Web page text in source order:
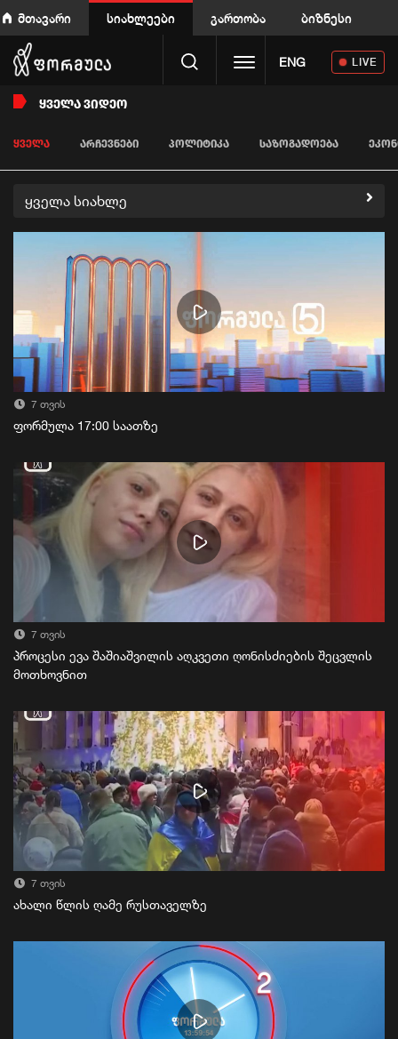
მთავარი სიახლეები გართობა ბიზნესი
Toggle navigation
ENG LIVE
ᲧᲕᲔᲚᲐ ᲕᲘᲓᲔᲝ
ᲧᲕᲔᲚᲐ ᲐᲠᲩᲔᲕᲜᲔᲑᲘ ᲞᲝᲚᲘᲢᲘᲙᲐ ᲡᲐᲖᲝᲒᲐᲓᲝᲔᲑᲐ
ყველა სიახლე
7 თვის
ფორმულა 17:00 საათზე
7 თვის
პროცესი ევა შაშიაშვილის აღკვეთი ღონისძიების შეცვლის
მოთხოვნით
7 თვის
ახალი წლის ღამე რუსთაველზე